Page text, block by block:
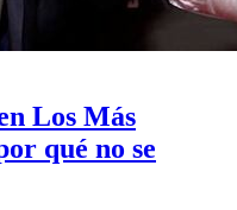
Los Más
qué no se